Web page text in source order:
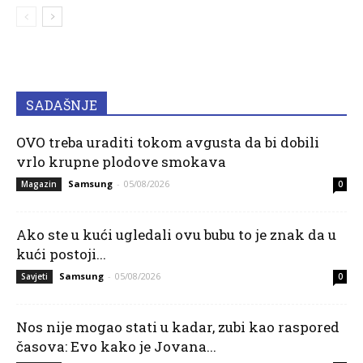
SADAŠNJE
OVO treba uraditi tokom avgusta da bi dobili
vrlo krupne plodove smokava
Magazin Samsung - 05/08/2026 0
Ako ste u kući ugledali ovu bubu to je znak da u
kući postoji...
Savjeti Samsung - 05/08/2026 0
Nos nije mogao stati u kadar, zubi kao raspored
časova: Evo kako je Jovana...